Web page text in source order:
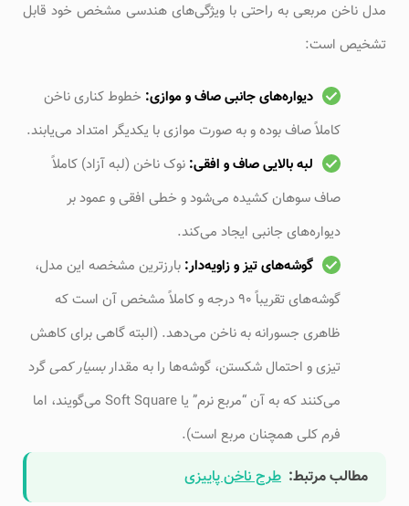
مدل ناخن مربعی به راحتی با ویژگی‌های هندسی مشخص خود قابل
تشخیص است:
دیواره‌های جانبی صاف و موازی: خطوط کناری ناخن
کاملاً صاف بوده و به صورت موازی با یکدیگر امتداد می‌یابند.
لبه بالایی صاف و افقی: نوک ناخن (لبه آزاد) کاملاً
صاف سوهان کشیده می‌شود و خطی افقی و عمود بر
دیواره‌های جانبی ایجاد می‌کند.
گوشه‌های تیز و زاویه‌دار: بارزترین مشخصه این مدل،
گوشه‌های تقریباً ۹۰ درجه و کاملاً مشخص آن است که
ظاهری جسورانه به ناخن می‌دهد. (البته گاهی برای کاهش
تیزی و احتمال شکستن، گوشه‌ها را به مقداربسیار کمیگرد
می‌کنند که به آن “مربع نرم” یا Soft Square می‌گویند، اما
فرم کلی همچنان مربع است).
مطالب مرتبط: طرح ناخن پاییزی